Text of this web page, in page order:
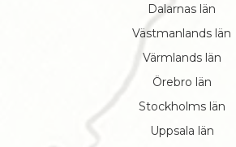
Dalarnas län
Västmanlands län
Värmlands län
Örebro län
Stockholms län
Uppsala län